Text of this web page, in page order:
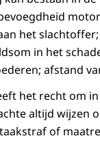
het
in het
afstand
het recht om
altijd wijzen
of